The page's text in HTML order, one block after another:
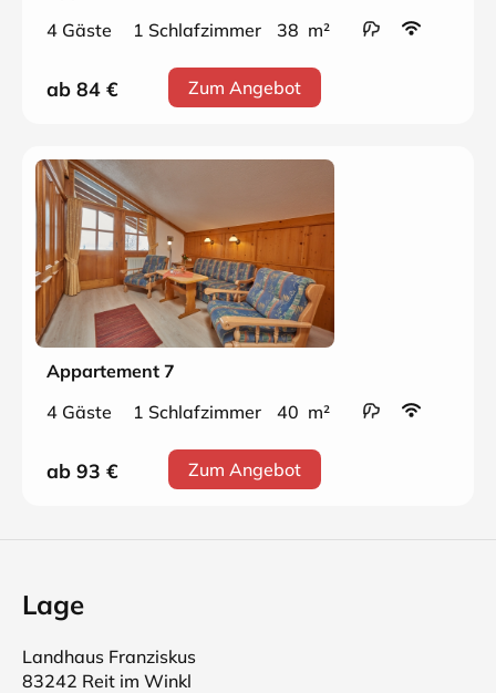
4 Gäste
1 Schlafzimmer 38 m²
ab 84 € Zum Angebot
Appartement 7
4 Gäste
1 Schlafzimmer 40 m²
ab 93 € Zum Angebot
Lage
Landhaus Franziskus
83242 Reit im Winkl